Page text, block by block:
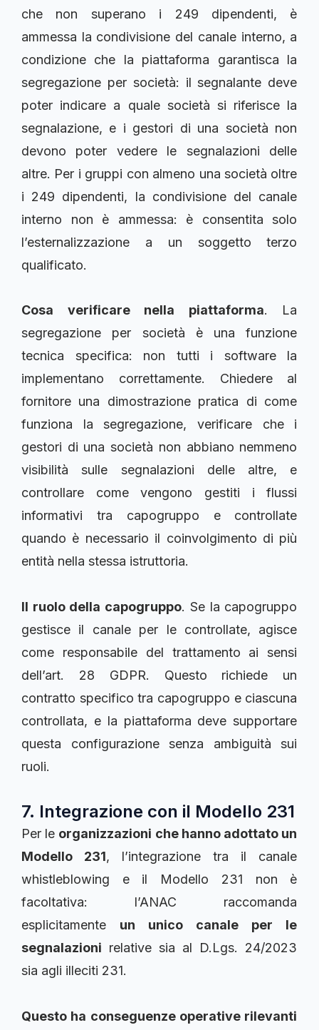
che non superano i 249 dipendenti, è
ammessa la condivisione del canale interno, a
condizione che la piattaforma garantisca la
segregazione per società: il segnalante deve
poter indicare a quale società si riferisce la
segnalazione, e i gestori di una società non
devono poter vedere le segnalazioni delle
altre. Per i gruppi con almeno una società oltre
i 249 dipendenti, la condivisione del canale
interno non è ammessa: è consentita solo
l’esternalizzazione a un soggetto terzo
qualificato.
Cosa verificare nella piattaforma. La
segregazione per società è una funzione
tecnica specifica: non tutti i software la
implementano correttamente. Chiedere al
fornitore una dimostrazione pratica di come
funziona la segregazione, verificare che i
gestori di una società non abbiano nemmeno
visibilità sulle segnalazioni delle altre, e
controllare come vengono gestiti i flussi
informativi tra capogruppo e controllate
quando è necessario il coinvolgimento di più
entità nella stessa istruttoria.
Il ruolo della capogruppo. Se la capogruppo
gestisce il canale per le controllate, agisce
come responsabile del trattamento ai sensi
dell’art. 28 GDPR. Questo richiede un
contratto specifico tra capogruppo e ciascuna
controllata, e la piattaforma deve supportare
questa configurazione senza ambiguità sui
ruoli.
7. Integrazione con il Modello 231
Per le organizzazioni che hanno adottato un
Modello 231, l’integrazione tra il canale
whistleblowing e il Modello 231 non è
facoltativa: l’ANAC raccomanda
esplicitamente un unico canale per le
segnalazioni relative sia al D.Lgs. 24/2023
sia agli illeciti 231.
Questo ha conseguenze operative rilevanti